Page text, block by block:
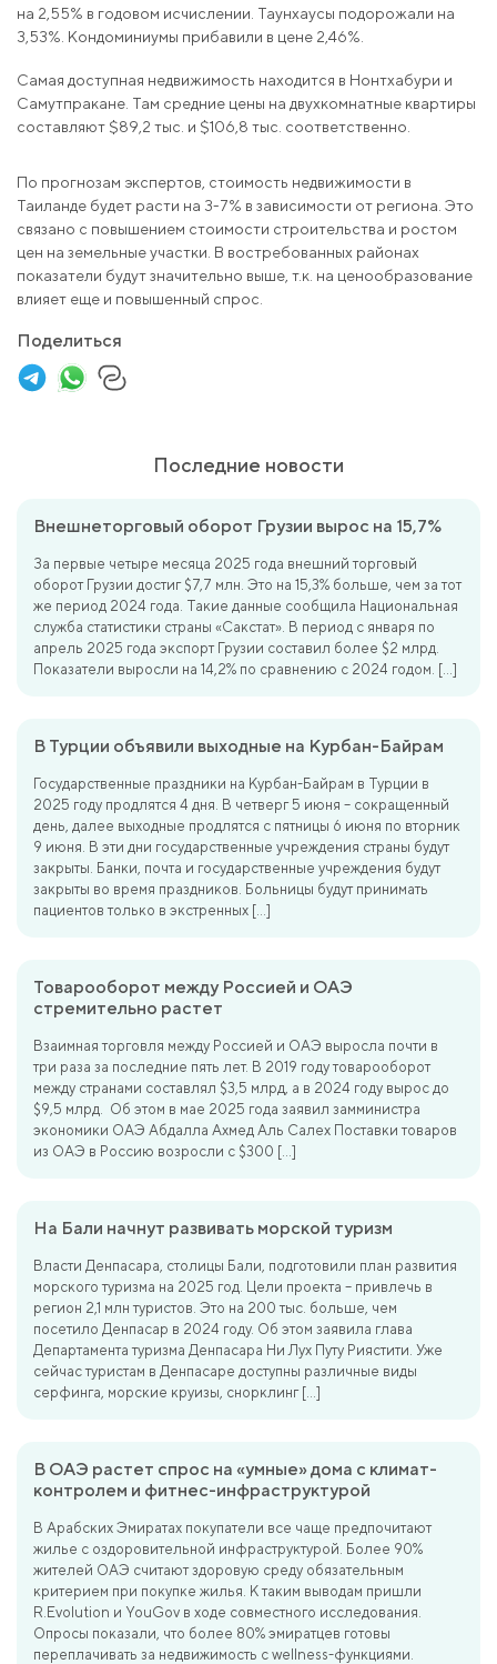
на 2,55% в годовом исчислении. Таунхаусы подорожали на
3,53%. Кондоминиумы прибавили в цене 2,46%.
Самая доступная недвижимость находится в Нонтхабури и
Самутпракане. Там средние цены на двухкомнатные квартиры
составляют $89,2 тыс. и $106,8 тыс. соответственно.
По прогнозам экспертов, стоимость недвижимости в
Таиланде будет расти на 3-7% в зависимости от региона. Это
связано с повышением стоимости строительства и ростом
цен на земельные участки. В востребованных районах
показатели будут значительно выше, т.к. на ценообразование
влияет еще и повышенный спрос.
Поделиться
Последние новости
Внешнеторговый оборот Грузии вырос на 15,7%
За первые четыре месяца 2025 года внешний торговый
оборот Грузии достиг $7,7 млн. Это на 15,3% больше, чем за тот
же период 2024 года. Такие данные сообщила Национальная
служба статистики страны «Сакстат». В период с января по
апрель 2025 года экспорт Грузии составил более $2 млрд.
Показатели выросли на 14,2% по сравнению с 2024 годом. […]
В Турции объявили выходные на Курбан-Байрам
Государственные праздники на Курбан-Байрам в Турции в
2025 году продлятся 4 дня. В четверг 5 июня – сокращенный
день, далее выходные продлятся с пятницы 6 июня по вторник
9 июня. В эти дни государственные учреждения страны будут
закрыты. Банки, почта и государственные учреждения будут
закрыты во время праздников. Больницы будут принимать
пациентов только в экстренных […]
Товарооборот между Россией и ОАЭ
стремительно растет
Взаимная торговля между Россией и ОАЭ выросла почти в
три раза за последние пять лет. В 2019 году товарооборот
между странами составлял $3,5 млрд, а в 2024 году вырос до
$9,5 млрд. Об этом в мае 2025 года заявил замминистра
экономики ОАЭ Абдалла Ахмед Аль Салех Поставки товаров
из ОАЭ в Россию возросли с $300 […]
На Бали начнут развивать морской туризм
Власти Денпасара, столицы Бали, подготовили план развития
морского туризма на 2025 год. Цели проекта – привлечь в
регион 2,1 млн туристов. Это на 200 тыс. больше, чем
посетило Денпасар в 2024 году. Об этом заявила глава
Департамента туризма Денпасара Ни Лух Путу Риястити. Уже
сейчас туристам в Денпасаре доступны различные виды
серфинга, морские круизы, снорклинг […]
В ОАЭ растет спрос на «умные» дома с климат-
контролем и фитнес-инфраструктурой
В Арабских Эмиратах покупатели все чаще предпочитают
жилье с оздоровительной инфраструктурой. Более 90%
жителей ОАЭ считают здоровую среду обязательным
критерием при покупке жилья. К таким выводам пришли
R.Evolution и YouGov в ходе совместного исследования.
Опросы показали, что более 80% эмиратцев готовы
переплачивать за недвижимость с wellness-функциями.